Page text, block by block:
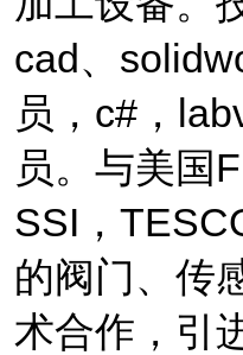
cad、
员， c# ，
员。与美国
SSI ，
的阀门、传
术合作，引